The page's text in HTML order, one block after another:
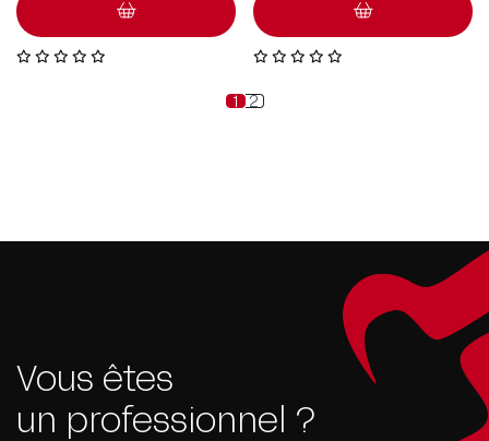
1 2
Vous êtes
un professionnel ?